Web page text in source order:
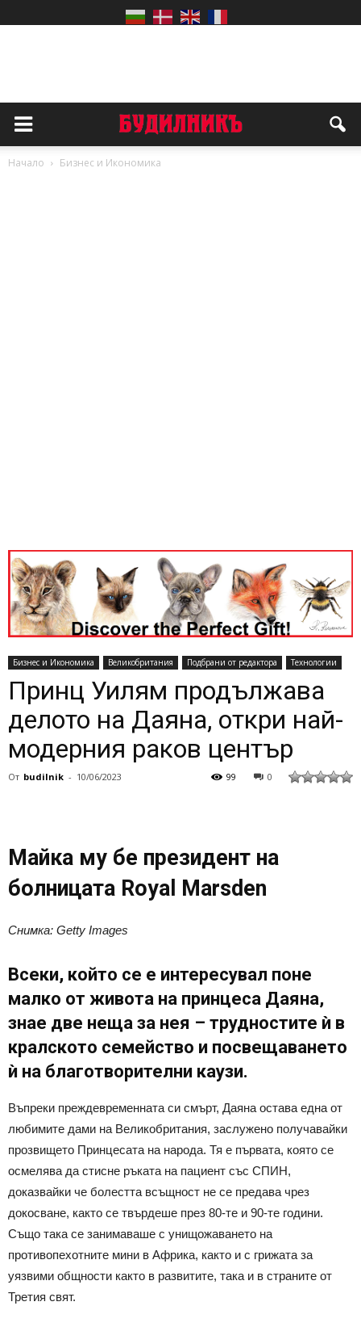
Начало Бизнес и Икономика
Бизнес и Икономика Великобритания Подбрани от редактора Технологии
Принц Уилям продължава
делото на Даяна, откри най-
модерния раков център
От budilnik - 10/06/2023 0
99
Майка му бе президент на
болницата Royal Marsden
Снимка: Getty Images
Всеки, който се е интересувал поне
малко от живота на принцеса Даяна,
знае две неща за нея – трудностите ѝ в
кралското семейство и посвещаването
ѝ на благотворителни каузи.
Въпреки преждевременната си смърт, Даяна остава една от
любимите дами на Великобритания, заслужено получавайки
прозвището Принцесата на народа. Тя е първата, която се
осмелява да стисне ръката на пациент със СПИН,
доказвайки че болестта всъщност не се предава чрез
докосване, както се твърдеше през 80-те и 90-те години.
Също така се занимаваше с унищожаването на
противопехотните мини в Африка, както и с грижата за
уязвими общности както в развитите, така и в страните от
Третия свят.